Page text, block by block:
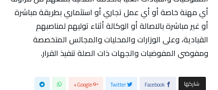
أي مهنة خاصة أو أي عمل تجاري أو استثماري بطريقة مباشرة
أو غير مباشرة بالاصالة أو الوكالة أثناء توليهم لمناصبهم
القيادية، وعلى الوزارات والمحليات والمجالس المتخصصة
ومفوضي المفوضيات والجهات ذات الصلة تنفيذ القرار.
‫‫ شاركها‬ Facebook
Twitter
Google+